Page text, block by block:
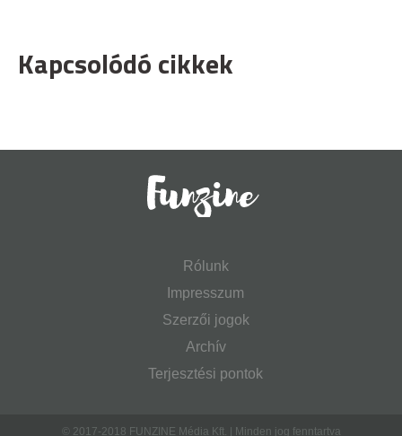
Kapcsolódó cikkek
Rólunk
Impresszum
Szerzői jogok
Archív
Terjesztési pontok
© 2017-2018 FUNZINE Média Kft. | Minden jog fenntartva